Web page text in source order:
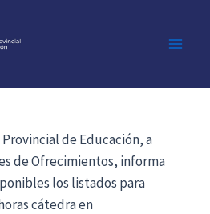
Provincial de Educación, a
de Ofrecimientos, informa
los listados para
cátedra en